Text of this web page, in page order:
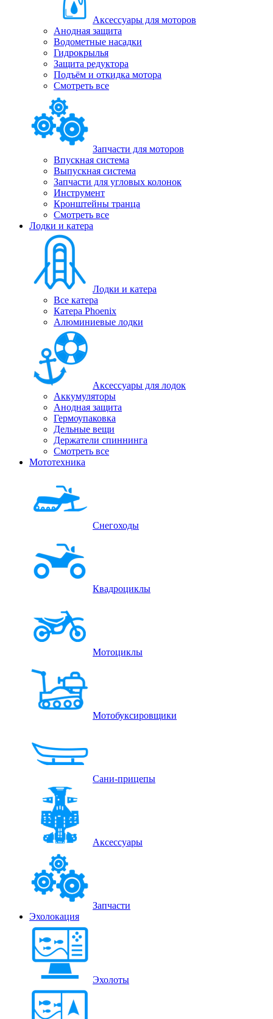
Аксессуары для моторов
Анодная защита
Водометные насадки
Гидрокрылья
Защита редуктора
Подъём и откидка мотора
Смотреть все
Запчасти для моторов
Впускная система
Выпускная система
Запчасти для угловых колонок
Инструмент
Кронштейны транца
Смотреть все
Лодки и катера
Лодки и катера
Все катера
Катера Phoenix
Алюминиевые лодки
Аксессуары для лодок
Аккумуляторы
Анодная защита
Гермоупаковка
Дельные вещи
Держатели спиннинга
Смотреть все
Мототехника
Снегоходы
Квадроциклы
Мотоциклы
Мотобуксировщики
Сани-прицепы
Аксессуары
Запчасти
Эхолокация
Эхолоты